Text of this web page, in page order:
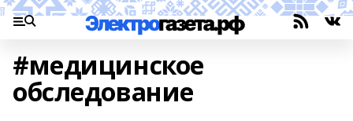
#медицинское
обследование